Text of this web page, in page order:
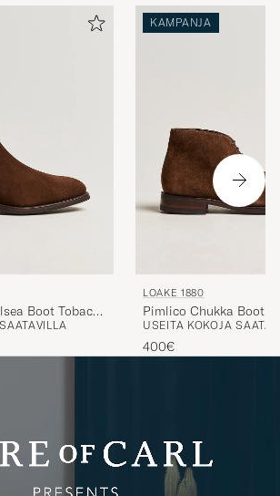
menetelmällä. Se tarkoittaa
ja pohja kiinnitetään lukko-
Boot Tobacco
KAMPANJA
LOAKE 1880
Pimlico Chukka Boot
Suede
USEITA KOKOJA
400€